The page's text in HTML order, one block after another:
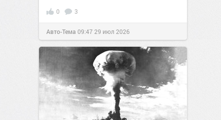
0 3
Авто-Тема 09:47 29 июл 2026